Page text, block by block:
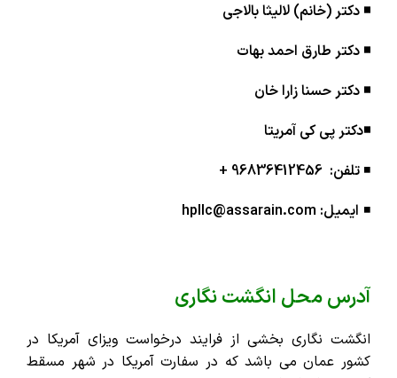
◾️ دکتر (خانم) لالیثا بالاجی
◾️ دکتر طارق احمد بهات
◾️ دکتر حسنا زارا خان
◾️دکتر پی کی آمریتا
◾️ تلفن: 96836412456
+
◾️ ایمیل: hpllc@assarain.com
آدرس محل انگشت نگاری
انگشت نگاری بخشی از فرایند درخواست ویزای آمریکا در
کشور عمان می باشد که در سفارت آمریکا در شهر مسقط